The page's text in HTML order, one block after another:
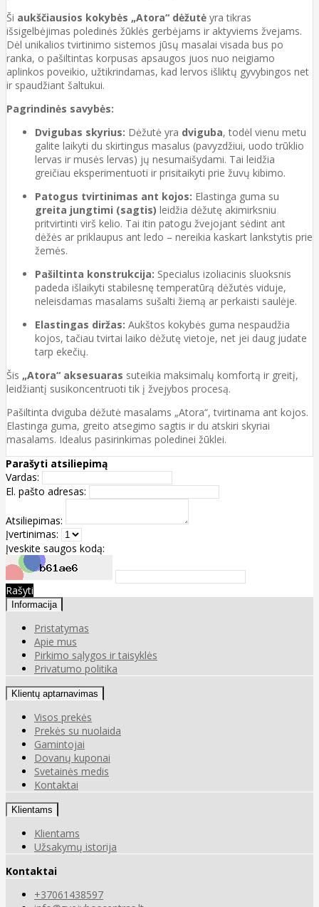
Ši aukščiausios kokybės „Atora“ dėžutė yra tikras
išsigelbėjimas poledinės žūklės gerbėjams ir aktyviems žvejams.
Dėl unikalios tvirtinimo sistemos jūsų masalai visada bus po
ranka, o pašiltintas korpusas apsaugos juos nuo neigiamo
aplinkos poveikio, užtikrindamas, kad lervos išliktų gyvybingos net
ir spaudžiant šaltukui.
Pagrindinės savybės:
Dvigubas skyrius: Dėžutė yra dviguba, todėl vienu metu
galite laikyti du skirtingus masalus (pavyzdžiui, uodo trūklio
lervas ir musės lervas) jų nesumaišydami. Tai leidžia
greičiau eksperimentuoti ir prisitaikyti prie žuvų kibimo.
Patogus tvirtinimas ant kojos: Elastinga guma su
greita jungtimi (sagtis) leidžia dėžutę akimirksniu
pritvirtinti virš kelio. Tai itin patogu žvejojant sėdint ant
dėžės ar priklaupus ant ledo – nereikia kaskart lankstytis prie
žemės.
Pašiltinta konstrukcija: Specialus izoliacinis sluoksnis
padeda išlaikyti stabilesnę temperatūrą dėžutės viduje,
neleisdamas masalams sušalti žiemą ar perkaisti saulėje.
Elastingas diržas: Aukštos kokybės guma nespaudžia
kojos, tačiau tvirtai laiko dėžutę vietoje, net jei daug judate
tarp ekečių.
Šis „Atora“ aksesuaras suteikia maksimalų komfortą ir greitį,
leidžiantį susikoncentruoti tik į žvejybos procesą.
Pašiltinta dviguba dėžutė masalams „Atora“, tvirtinama ant kojos.
Elastinga guma, greito atsegimo sagtis ir du atskiri skyriai
masalams. Idealus pasirinkimas poledinei žūklei.
Parašyti atsiliepimą
Vardas:
El. pašto adresas:
Atsiliepimas:
Įvertinimas:
Įveskite saugos kodą:
Rašyti
Informacija
Pristatymas
Apie mus
Pirkimo sąlygos ir taisyklės
Privatumo politika
Klientų aptarnavimas
Visos prekės
Prekės su nuolaida
Gamintojai
Dovanų kuponai
Svetainės medis
Kontaktai
Klientams
Klientams
Užsakymų istorija
Kontaktai
+37061438597